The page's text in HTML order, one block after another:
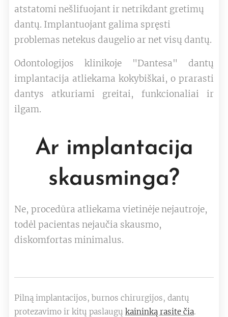
atstatomi nešlifuojant ir netrikdant gretimų
dantų. Implantuojant galima spręsti
problemas netekus daugelio ar net visų dantų.
Odontologijos klinikoje "Dantesa" dantų
implantacija atliekama kokybiškai, o prarasti
dantys atkuriami greitai, funkcionaliai ir
ilgam.
Ar implantacija
skausminga?
Ne, procedūra atliekama vietinėje nejautroje,
todėl pacientas nejaučia skausmo,
diskomfortas minimalus.
Pilną implantacijos, burnos chirurgijos, dantų
protezavimo ir kitų paslaugų kaininką rasite čia.